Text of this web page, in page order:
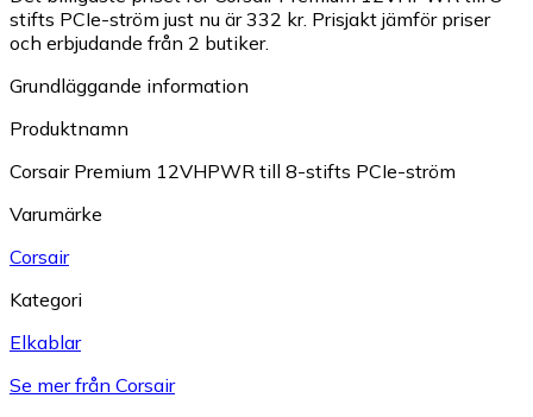
stifts PCIe-ström just nu är 332 kr. Prisjakt jämför priser
och erbjudande från 2 butiker.
Grundläggande information
Produktnamn
Corsair Premium 12VHPWR till 8-stifts PCIe-ström
Varumärke
Corsair
Kategori
Elkablar
Se mer från Corsair